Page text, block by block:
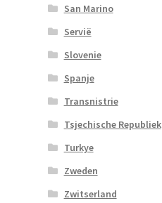
San Marino
Servië
Slovenie
Spanje
Transnistrie
Tsjechische Republiek
Turkye
Zweden
Zwitserland